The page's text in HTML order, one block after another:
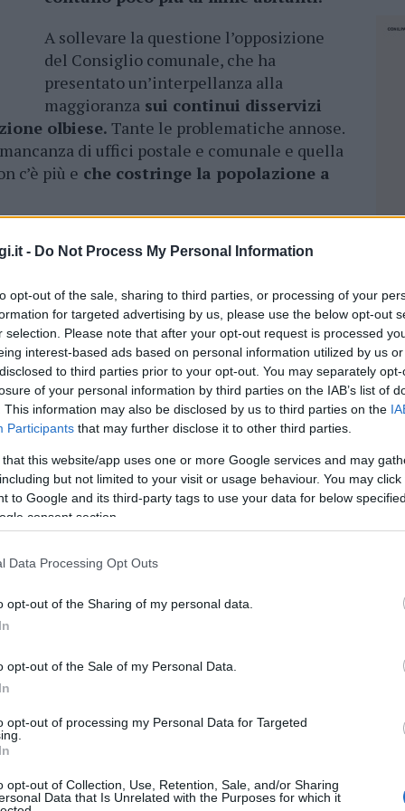
- Do Not Process My Personal Information
opt-out of the sale, sharing to third parties, or processing of your
for targeted advertising by us, please use the below opt-out
selection. Please note that after your opt-out request is processed
interest-based ads based on personal information utilized by us
to third parties prior to your opt-out. You may separately
of your personal information by third parties on the IAB’s list of
This information may also be disclosed by us to third parties on the
Participants that may further disclose it to other third parties.
that this website/app uses one or more Google services and may
but not limited to your visit or usage behaviour. You may
to Google and its third-party tags to use your data for below
consent section.
Data Processing Opt Outs
opt-out of the Sharing of my personal data.
opt-out of the Sale of my Personal Data.
opt-out of processing my Personal Data for Targeted
opt-out of Collection, Use, Retention, Sale, and/or Sharing
Data that Is Unrelated with the Purposes for which it
A sollevare la questione l’opposizione
del Consiglio comunale, che ha
presentato un’interpellanza alla
maggioranza sui continui disservizi
olbiese. Tante le problematiche annose.
di uffici postale e comunale e quella
c’è più e che costringe la popolazione a
della frazione, ma non mancano
dell’ente. Una di queste
delle Poste voleva lavorare a
paura di essere rapinati. Queste le
”.
di base. “Sarei andato anche io ma non
va in pensione, tutti i posti vacanti
dell’anno. Purtroppo dottor Porcu è
aspettare quel periodo prima di ricoprire
per chi vuole andare a Berchiddeddu”.
che si sta lavorando per istituire la
tempo possibile”.Nizzi è intervenuto
di uffici
frazioni – aggiunge -. Con la carenza di
persona.
assunzioni
cliccando qui